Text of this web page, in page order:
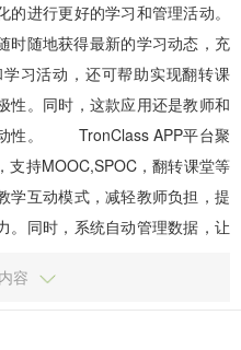
进行更好的学习和管理活动。
随地获得最新的学习动态，充
习活动，还可帮助实现翻转课
性。同时，这款应用还是教师和
动性。 TronClass APP平台聚
支持MOOC,SPOC，翻转课堂等
学互动模式，减轻教师负担，提
。同时，系统自动管理数据，让
容